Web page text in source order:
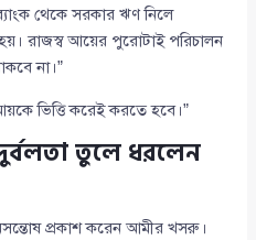
থেকে সরকার ঋণ নিলে
হয়। রাজস্ব আয়ের পুরোটাই পরিচালন
না।”
ভিত্তি করেই করতে হবে।”
তুলে ধরলেন
প্রকাশ করেন আমীর খসরু।